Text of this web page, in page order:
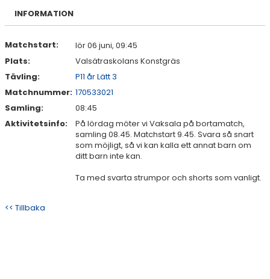
KONTAKT
INFORMATION
Matchstart:
lör 06 juni, 09:45
Plats:
Valsätraskolans Konstgräs
Tävling:
P11 år Lätt 3
Matchnummer: 170533021
Samling:
08:45
Aktivitetsinfo:
På lördag möter vi Vaksala på bortamatch,
samling 08.45. Matchstart 9.45. Svara så snart
som möjligt, så vi kan kalla ett annat barn om
ditt barn inte kan.
Ta med svarta strumpor och shorts som vanligt.
<< Tillbaka